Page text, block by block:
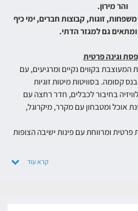
והר מירון.
זוגות, קבוצות חברים, ימי כיף
ומתאים גם למגזר הדתי.
וגינה פרטית
המעוצבת בקווים נקיים ומרגיעים, עם
קסומה. בסוויטות מיטות זוגיות
בחיבור לכבלים, חדר רחצה עם
אוכל ומטבחון עם מקרר, מיקרוגל,
ומרווחת עם פינות ישיבה הצופות
מודרני וכוללת כניסה נפרדת